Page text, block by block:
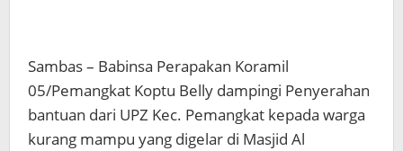
Sambas – Babinsa Perapakan Koramil
05/Pemangkat Koptu Belly dampingi Penyerahan
bantuan dari UPZ Kec. Pemangkat kepada warga
kurang mampu yang digelar di Masjid Al